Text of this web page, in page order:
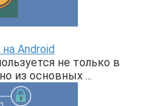
Android
не только в
из основных ...